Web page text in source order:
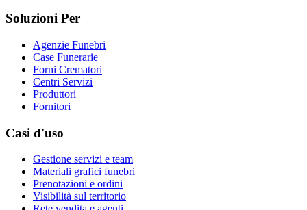
Soluzioni Per
Agenzie Funebri
Case Funerarie
Forni Crematori
Centri Servizi
Produttori
Fornitori
Casi d'uso
Gestione servizi e team
Materiali grafici funebri
Prenotazioni e ordini
Visibilità sul territorio